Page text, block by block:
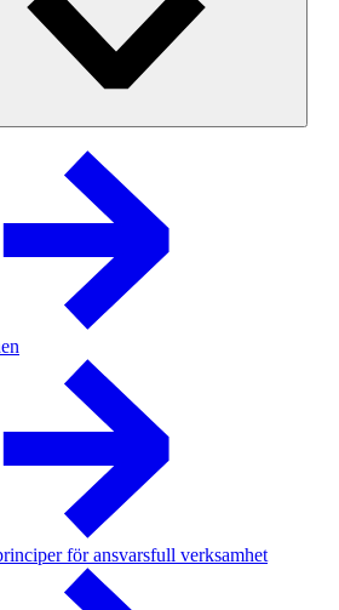
för ansvarsfull verksamhet